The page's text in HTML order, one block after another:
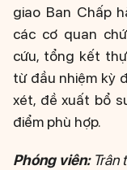
giao Ban Chấp
các cơ quan
cứu, tổng kết
từ đầu nhiệm kỳ
xét, đề xuất bổ
điểm phù hợp.
Phóng viên:Trân